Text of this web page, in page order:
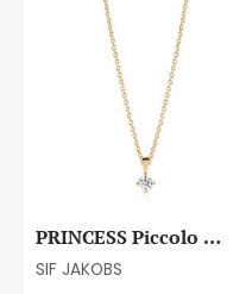
PRINCESS Piccolo
pendant necklace
SIF JAKOBS